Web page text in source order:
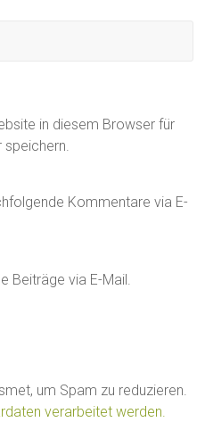
in diesem Browser für
speichern.
Kommentare via E-
Beiträge via E-Mail.
um Spam zu reduzieren.
verarbeitet werden.